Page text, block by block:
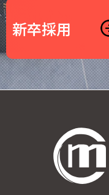
新卒採用